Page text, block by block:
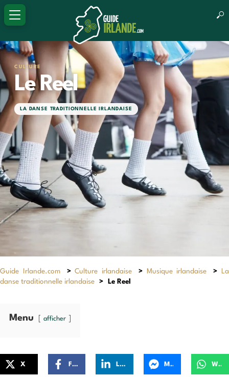
CULTURE
Le Reel
LA DANSE TRADITIONNELLE IRLANDAISE
Guide Irlande.com >Culture irlandaise > Musique irlandaise >
La
danse traditionnelle irlandaise
> Le Reel
Menu afficher
X Facebook LinkedIn Messenger WhatsApp